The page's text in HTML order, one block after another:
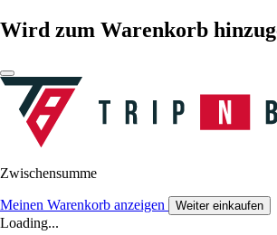
Wird zum Warenkorb
Zwischensumme
Meinen Warenkorb anzeigen Weiter einkaufen
Loading...